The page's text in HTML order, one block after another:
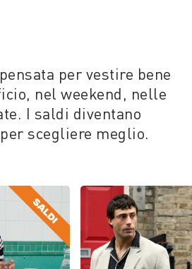
per vestire bene
nel weekend, nelle
I saldi diventano
per scegliere meglio.